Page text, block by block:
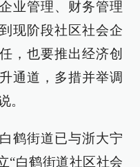
业管理、财务管理
现阶段社区社会企
，也要推出经济创
通道，多措并举调
。
鹤街道已与浙大宁
“白鹤街道社区社会